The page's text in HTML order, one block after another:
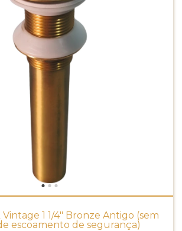
1 1/4" Bronze Antigo (sem
escoamento de segurança)